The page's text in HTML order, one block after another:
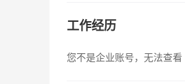
工作经历
您不是企业账号，无法查看